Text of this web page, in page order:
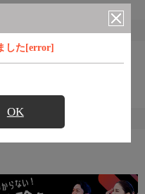
した[error]
OK